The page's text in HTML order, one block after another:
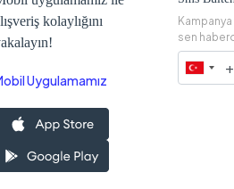
kolaylığını
Uygulamamız
sen